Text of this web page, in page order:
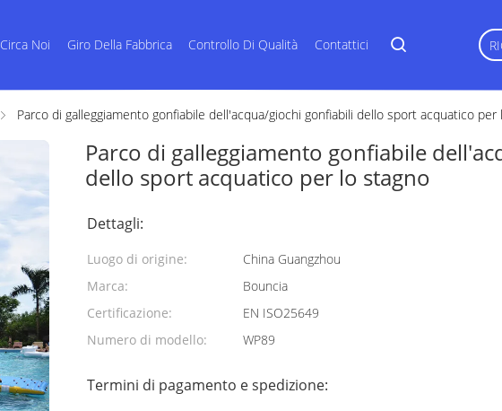
Circa Noi Giro Della Fabbrica Controllo Di Qualità Contattici
Parco di galleggiamento gonfiabile dell'acqua/giochi gonfiabili dello sport acquatico per
Parco di galleggiamento gonfiabile
dello sport acquatico per lo stagno
Dettagli:
Luogo di origine:
China Guangzhou
Marca:
Bouncia
Certificazione:
EN ISO25649
Numero di modello:
WP89
Termini di pagamento e spedizione: